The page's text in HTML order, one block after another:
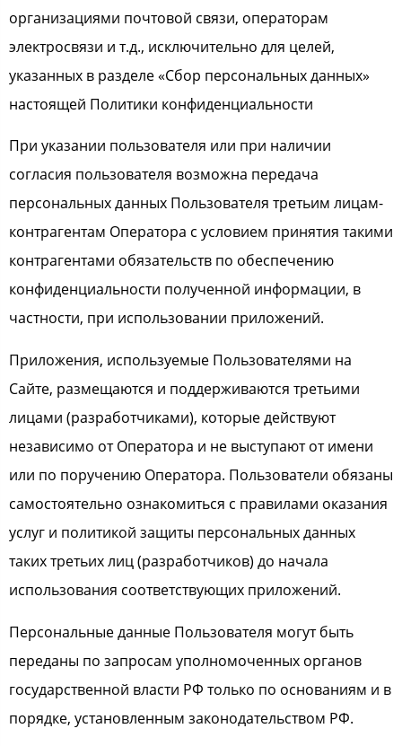
организациями почтовой связи, операторам
электросвязи и т.д., исключительно для целей,
указанных в разделе «Сбор персональных данных»
настоящей Политики конфиденциальности
При указании пользователя или при наличии
согласия пользователя возможна передача
персональных данных Пользователя третьим лицам-
контрагентам Оператора с условием принятия такими
контрагентами обязательств по обеспечению
конфиденциальности полученной информации, в
частности, при использовании приложений.
Приложения, используемые Пользователями на
Сайте, размещаются и поддерживаются третьими
лицами (разработчиками), которые действуют
независимо от Оператора и не выступают от имени
или по поручению Оператора. Пользователи обязаны
самостоятельно ознакомиться с правилами оказания
услуг и политикой защиты персональных данных
таких третьих лиц (разработчиков) до начала
использования соответствующих приложений.
Персональные данные Пользователя могут быть
переданы по запросам уполномоченных органов
государственной власти РФ только по основаниям и в
порядке, установленным законодательством РФ.